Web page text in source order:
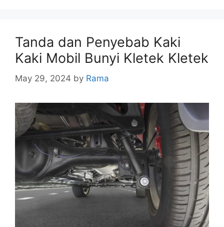
Tanda dan Penyebab Kaki
Kaki Mobil Bunyi Kletek Kletek
May 29, 2024 by Rama